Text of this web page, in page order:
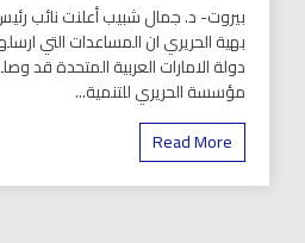
بيروت- د. جمال شبيب أعلنت نائب
بهية الحريري ان المساعدات التي
دولة الامارات العربية المتحدة قد
مؤسسة الحريري للتنمية...
Read More